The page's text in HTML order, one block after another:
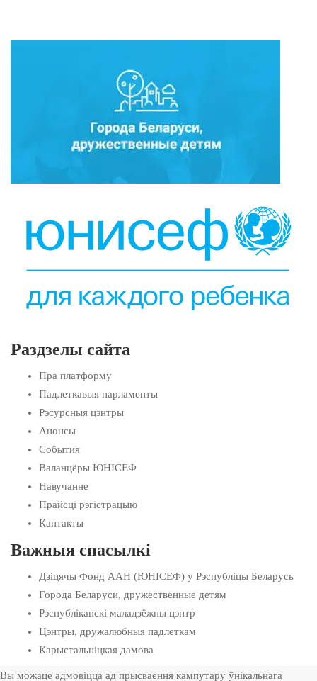
Раздзелы сайта
Пра платформу
Падлеткавыя парламенты
Рэсурсныя цэнтры
Анонсы
События
Валанцёры ЮНІСЕФ
Навучанне
Прайсці рэгістрацыю
Кантакты
Важныя спасылкі
Дзіцячы Фонд ААН (ЮНІСЕФ) у Рэспубліцы Беларусь
Города Беларуси, дружественные детям
Рэспубліканскі маладзёжны цэнтр
Цэнтры, дружалюбныя падлеткам
Карыстальніцкая дамова
Вы можаце адмовіцца ад прысваення кампутару ўнікальнага